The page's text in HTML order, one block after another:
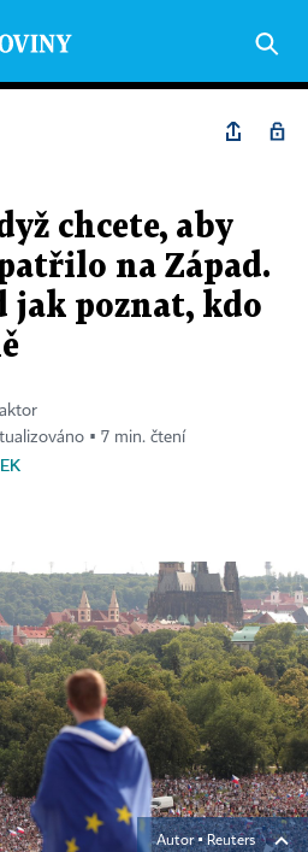
chcete, aby
na Západ.
jak poznat, kdo
▪ 7 min. čtení
Autor ▪Reuters